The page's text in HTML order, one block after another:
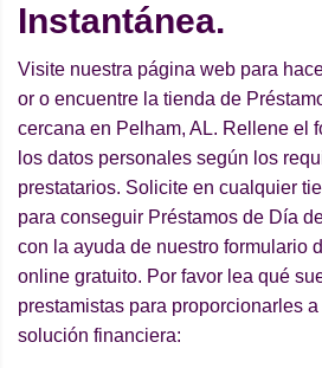
Instantánea.
Visite nuestra página web para
or o encuentre la tienda de
cercana en Pelham, AL. Rellene el
los datos personales según los
prestatarios. Solicite en cualquier
para conseguir Préstamos de Día
con la ayuda de nuestro formulario
online gratuito. Por favor lea qué
prestamistas para proporcionarles
solución financiera: